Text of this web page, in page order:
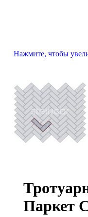
Нажмите, чтобы
Паркет